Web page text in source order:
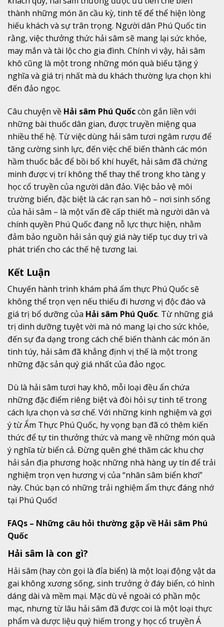
thành những món ăn cầu kỳ, tinh tế để thể hiện lòng
hiếu khách và sự trân trọng. Người dân Phú Quốc tin
rằng, việc thưởng thức hải sâm sẽ mang lại sức khỏe,
may mắn và tài lộc cho gia đình. Chính vì vậy, hải sâm
khô cũng là một trong những món quà biếu tặng ý
nghĩa và giá trị nhất mà du khách thường lựa chọn khi
đến đảo ngọc.
Câu chuyện về Hải sâm Phú Quốccòn gắn liền với
những bài thuốc dân gian, được truyền miệng qua
nhiều thế hệ. Từ việc dùng hải sâm tươi ngâm rượu để
tăng cường sinh lực, đến việc chế biến thành các món
hầm thuốc bắc để bồi bổ khí huyết, hải sâm đã chứng
minh được vị trí không thể thay thế trong kho tàng y
học cổ truyền của người dân đảo. Việc bảo vệ môi
trường biển, đặc biệt là các rạn san hô – nơi sinh sống
của hải sâm – là một vấn đề cấp thiết mà người dân và
chính quyền Phú Quốc đang nỗ lực thực hiện, nhằm
đảm bảo nguồn hải sản quý giá này tiếp tục duy trì và
phát triển cho các thế hệ tương lai.
Kết Luận
Chuyến hành trình khám phá ẩm thực Phú Quốc sẽ
không thể trọn vẹn nếu thiếu đi hương vị độc đáo và
giá trị bổ dưỡng của Hải sâm Phú Quốc. Từ những giá
trị dinh dưỡng tuyệt vời mà nó mang lại cho sức khỏe,
đến sự đa dạng trong cách chế biến thành các món ăn
tinh túy, hải sâm đã khẳng định vị thế là một trong
những đặc sản quý giá nhất của đảo ngọc.
Dù là hải sâm tươi hay khô, mỗi loại đều ẩn chứa
những đặc điểm riêng biệt và đòi hỏi sự tinh tế trong
cách lựa chọn và sơ chế. Với những kinh nghiệm và gợi
ý từ Ẩm Thực Phú Quốc, hy vọng bạn đã có thêm kiến
thức để tự tin thưởng thức và mang về những món quà
ý nghĩa từ biển cả. Đừng quên ghé thăm các khu chợ
hải sản địa phương hoặc những nhà hàng uy tín để trải
nghiệm trọn vẹn hương vị của “nhân sâm biển khơi”
này. Chúc bạn có những trải nghiệm ẩm thực đáng nhớ
tại Phú Quốc!
FAQs – Những câu hỏi thường gặp về Hải sâm Phú
Quốc
Hải sâm là con gì?
Hải sâm (hay còn gọi là đỉa biển) là một loại động vật da
gai không xương sống, sinh trưởng ở đáy biển, có hình
dáng dài và mềm mại. Mặc dù vẻ ngoài có phần mộc
mạc, nhưng từ lâu hải sâm đã được coi là một loại thực
phẩm và dược liệu quý hiếm trong y học cổ truyền Á